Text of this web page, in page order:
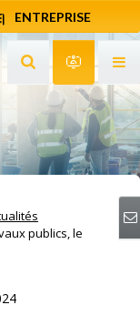
ENTREPRISE
Rechercher sur
publics, le